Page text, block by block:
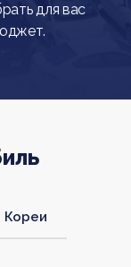
для вас
Кореи